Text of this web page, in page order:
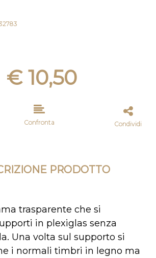
€ 10,50
Confronta Condividi
PRODOTTO
trasparente che si
in plexiglas senza
Una volta sul supporto si
i normali timbri in legno ma